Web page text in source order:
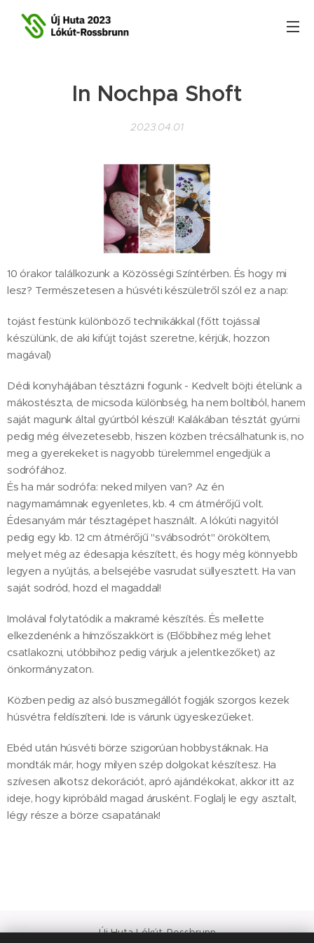
In Nochpa Shoft
2023.04.01
10 órakor találkozunk a Közösségi Színtérben. És hogy mi
lesz? Természetesen a húsvéti készületről szól ez a nap:
tojást festünk különböző technikákkal (főtt tojással
készülünk, de aki kifújt tojást szeretne, kérjük, hozzon
magával)
Dédi konyhájában tésztázni fogunk - Kedvelt böjti ételünk a
mákostészta, de micsoda különbség, ha nem boltiból, hanem
saját magunk által gyúrtból készül! Kalákában tésztát gyúrni
pedig még élvezetesebb, hiszen közben trécsálhatunk is, no
meg a gyerekeket is nagyobb türelemmel engedjük a
sodrófához.
És ha már sodrófa: neked milyen van? Az én
nagymamámnak egyenletes, kb. 4 cm átmérőjű volt.
Édesanyám már tésztagépet használt. A lókúti nagyitól
pedig egy kb. 12 cm átmérőjű "svábsodrót" örököltem,
melyet még az édesapja készített, és hogy még könnyebb
legyen a nyújtás, a belsejébe vasrudat süllyesztett. Ha van
saját sodród, hozd el magaddal!
Imolával folytatódik a makramé készítés. És mellette
elkezdenénk a hímzőszakkört is (Előbbihez még lehet
csatlakozni, utóbbihoz pedig várjuk a jelentkezőket) az
önkormányzaton.
Közben pedig az alsó buszmegállót fogják szorgos kezek
húsvétra feldíszíteni. Ide is várunk ügyeskezűeket.
Ebéd után húsvéti börze szigorúan hobbystáknak. Ha
mondták már, hogy milyen szép dolgokat készítesz. Ha
szívesen alkotsz dekorációt, apró ajándékokat, akkor itt az
ideje, hogy kipróbáld magad árusként. Foglalj le egy asztalt,
légy része a börze csapatának!
Új Huta Lókút-Rossbrunn